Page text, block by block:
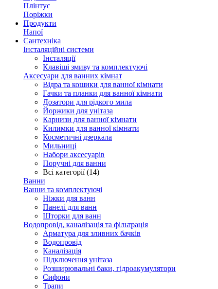
Плінтус
Поріжки
Продукти
Напої
Сантехніка
Інсталяційні системи
Інсталяції
Клавіші змиву та комплектуючі
Аксесуари для ванних кімнат
Відра та кошики для ванної кімнати
Гачки та планки для ванної кімнати
Дозатори для рідкого мила
Йоржики для унітаза
Карнизи для ванної кімнати
Килимки для ванної кімнати
Косметичні дзеркала
Мильниці
Набори аксесуарів
Поручні для ванни
Всі категорії (14)
Ванни
Ванни та комплектуючі
Ніжки для ванн
Панелі для ванн
Шторки для ванн
Водопровід, каналізація та фільтрація
Арматура для зливних бачків
Водопровід
Каналізація
Підключення унітаза
Розширювальні баки, гідроакумулятори
Сифони
Трапи